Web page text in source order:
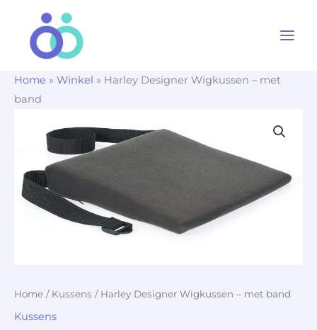
Home » Winkel » Harley Designer Wigkussen – met
band
Home / Kussens / Harley Designer Wigkussen – met band
Kussens